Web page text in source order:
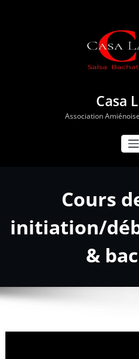
Casa
Association
Cours
initiation/
&